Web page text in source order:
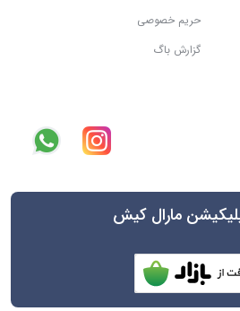
حریم خصوصی
گزارش باگ
مارال کیش